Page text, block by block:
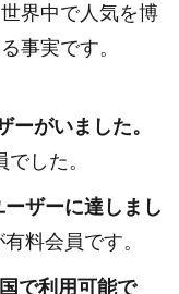
界中で人気を博
事実です。
ーがいました。
した。
ザーに達しまし
料会員です。
で利用可能で